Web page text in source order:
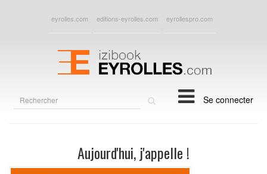
eyrolles.com editions-eyrolles.com eyrollespro.com
Se connecter
Aujourd'hui, j'appelle !